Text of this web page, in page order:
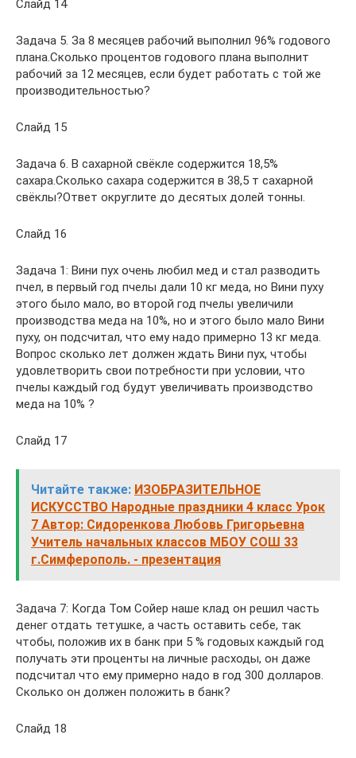
Слайд 14
Задача 5. За 8 месяцев рабочий выполнил 96% годового
плана.Сколько процентов годового плана выполнит
рабочий за 12 месяцев, если будет работать с той же
производительностью?
Слайд 15
Задача 6. В сахарной свёкле содержится 18,5%
сахара.Сколько сахара содержится в 38,5 т сахарной
свёклы?Ответ округлите до десятых долей тонны.
Слайд 16
Задача 1: Вини пух очень любил мед и стал разводить
пчел, в первый год пчелы дали 10 кг меда, но Вини пуху
этого было мало, во второй год пчелы увеличили
производства меда на 10%, но и этого было мало Вини
пуху, он подсчитал, что ему надо примерно 13 кг меда.
Вопрос сколько лет должен ждать Вини пух, чтобы
удовлетворить свои потребности при условии, что
пчелы каждый год будут увеличивать производство
меда на 10% ?
Слайд 17
Читайте также: ИЗОБРАЗИТЕЛЬНОЕ
ИСКУССТВО Народные праздники 4 класс Урок
7 Автор: Сидоренкова Любовь Григорьевна
Учитель начальных классов МБОУ СОШ 33
г.Симферополь. - презентация
Задача 7: Когда Том Сойер наше клад он решил часть
денег отдать тетушке, а часть оставить себе, так
чтобы, положив их в банк при 5 % годовых каждый год
получать эти проценты на личные расходы, он даже
подсчитал что ему примерно надо в год 300 долларов.
Сколько он должен положить в банк?
Слайд 18